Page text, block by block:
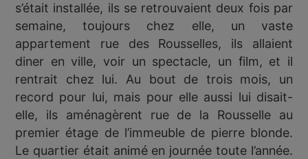
s’était installée, ils se retrouvaient deux fois par
semaine, toujours chez elle, un vaste
appartement rue des Rousselles, ils allaient
diner en ville, voir un spectacle, un film, et il
rentrait chez lui. Au bout de trois mois, un
record pour lui, mais pour elle aussi lui disait-
elle, ils aménagèrent rue de la Rousselle au
premier étage de l’immeuble de pierre blonde.
Le quartier était animé en journée toute l’année.